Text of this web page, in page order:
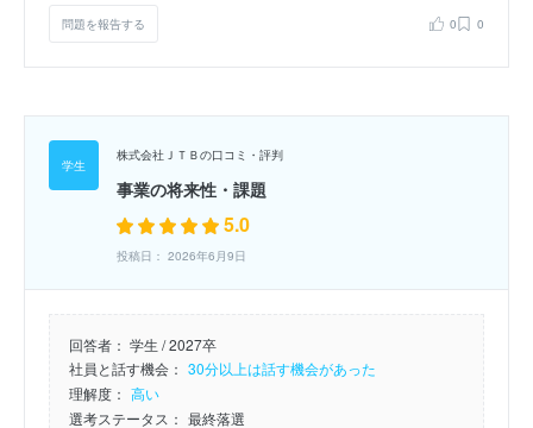
問題を報告する 0 0
株式会社ＪＴＢの口コミ・評判
事業の将来性・課題
5.0
投稿日： 2026年6月9日
回答者： 学生 / 2027卒
社員と話す機会： 30分以上は話す機会があった
理解度： 高い
選考ステータス： 最終落選